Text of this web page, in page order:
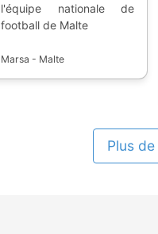
l'équipe nationale de
football de Malte
Marsa - Malte
Plus